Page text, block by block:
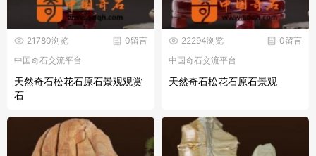
0留言
21780浏览
中国奇石交流平台
天然奇石松花石原石景观观赏
石
0留言
22294浏览
中国奇石交流平台
天然奇石松花石原石景观